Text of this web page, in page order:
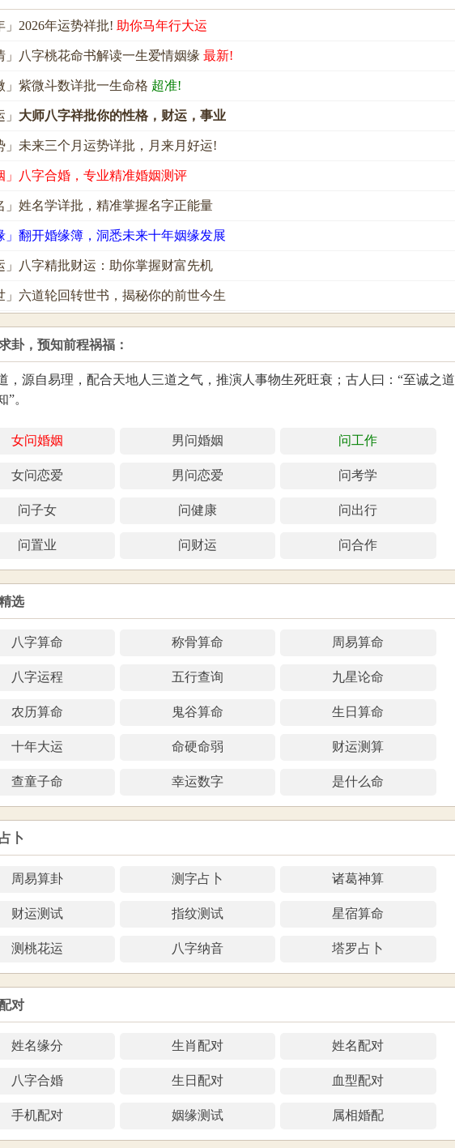
」2026年运势祥批! 助你马年行大运
」八字桃花命书解读一生爱情姻缘 最新!
」紫微斗数详批一生命格 超准!
」 大师八字祥批你的性格，财运，事业
」未来三个月运势详批，月来月好运!
」八字合婚，专业精准婚姻测评
」姓名学详批，精准掌握名字正能量
」翻开婚缘簿，洞悉未来十年姻缘发展
」八字精批财运：助你掌握财富先机
」六道轮回转世书，揭秘你的前世今生
卦，预知前程祸福：
，源自易理，配合天地人三道之气，推演人事物生死旺衰；古人曰：“至诚之道
”。
女问婚姻 男问婚姻 问工作
女问恋爱 男问恋爱 问考学
问子女 问健康 问出行
问置业 问财运 问合作
选
八字算命 称骨算命 周易算命
八字运程 五行查询 九星论命
农历算命 鬼谷算命 生日算命
十年大运 命硬命弱 财运测算
查童子命 幸运数字 是什么命
卜
周易算卦 测字占卜 诸葛神算
财运测试 指纹测试 星宿算命
测桃花运 八字纳音 塔罗占卜
对
姓名缘分 生肖配对 姓名配对
八字合婚 生日配对 血型配对
手机配对 姻缘测试 属相婚配